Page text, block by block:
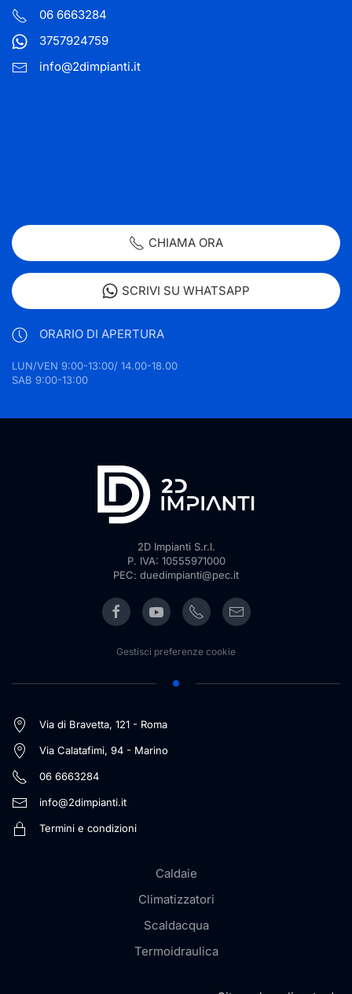
06 6663284
3757924759
info@2dimpianti.it
CHIAMA ORA
SCRIVI SU WHATSAPP
ORARIO DI APERTURA
LUN/VEN 9:00-13:00/ 14.00-18.00
SAB 9:00-13:00
2D Impianti S.r.l.
P. IVA: 10555971000
PEC: duedimpianti@pec.it
Gestisci preferenze cookie
Via di Bravetta, 121 - Roma
Via Calatafimi, 94 - Marino
06 6663284
info@2dimpianti.it
Termini e condizioni
Caldaie
Climatizzatori
Scaldacqua
Termoidraulica